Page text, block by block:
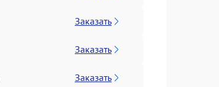
Заказать
Заказать
Заказать